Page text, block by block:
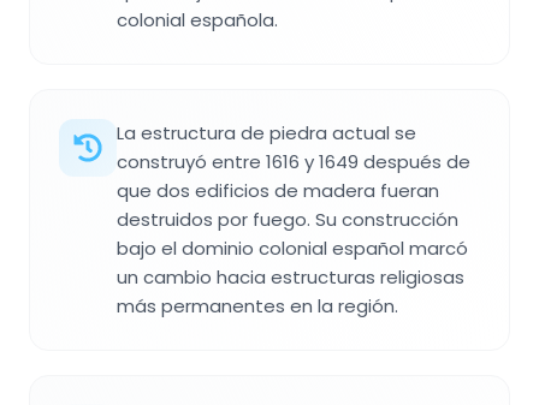
colonial española.
La estructura de piedra actual se
construyó entre 1616 y 1649 después de
que dos edificios de madera fueran
destruidos por fuego. Su construcción
bajo el dominio colonial español marcó
un cambio hacia estructuras religiosas
más permanentes en la región.